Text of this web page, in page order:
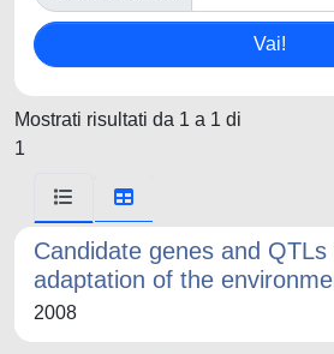
Mostrati risultati da 1 a 1 di
1
Candidate genes and
adaptation of the
2008